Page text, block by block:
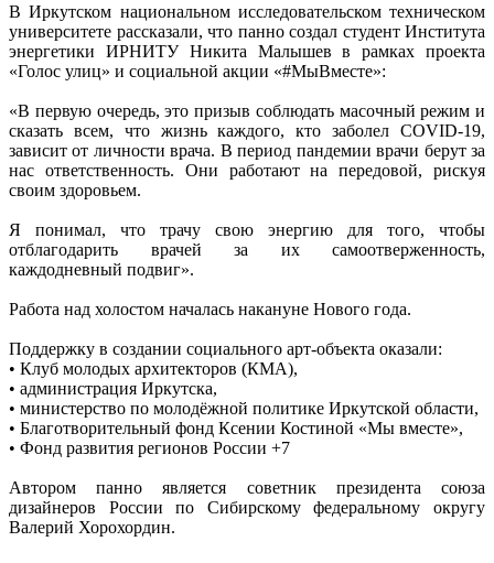
В Иркутском национальном исследовательском техническом
университете рассказали, что панно создал студент Института
энергетики ИРНИТУ Никита Малышев в рамках проекта
«Голос улиц» и социальной акции «#МыВместе»:
«В первую очередь, это призыв соблюдать масочный режим и
сказать всем, что жизнь каждого, кто заболел COVID-19,
зависит от личности врача. В период пандемии врачи берут за
нас ответственность. Они работают на передовой, рискуя
своим здоровьем.
Я понимал, что трачу свою энергию для того, чтобы
отблагодарить врачей за их самоотверженность,
каждодневный подвиг».
Работа над холостом началась накануне Нового года.
Поддержку в создании социального арт-объекта оказали:
• Клуб молодых архитекторов (КМА),
• администрация Иркутска,
• министерство по молодёжной политике Иркутской области,
• Благотворительный фонд Ксении Костиной «Мы вместе»,
• Фонд развития регионов России +7
Автором панно является советник президента союза
дизайнеров России по Сибирскому федеральному округу
Валерий Хорохордин.